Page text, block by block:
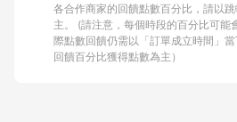
各合作商家的回饋點數百分比，請以
主。 (請注意，每個時段的百分比可能
際點數回饋仍需以「訂單成立時間」
回饋百分比獲得點數為主）